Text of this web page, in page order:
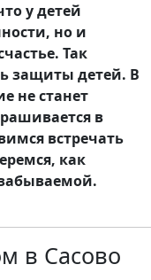
у детей
но и
Так
защиты детей. В
не станет
в
встречать
как
в Сасово